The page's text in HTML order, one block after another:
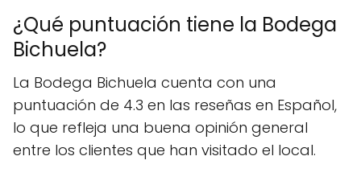
¿Qué puntuación tiene la Bodega
Bichuela?
La Bodega Bichuela cuenta con una
puntuación de 4.3 en las reseñas en Español,
lo que refleja una buena opinión general
entre los clientes que han visitado el local.